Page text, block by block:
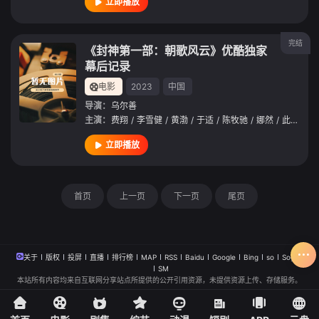
完结
《封神第一部：朝歌风云》优酷独家
幕后记录
电影 2023
中国
导演： 乌尔善
主演： 费翔 / 李雪健 / 黄渤 / 于适 / 陈牧驰 / 娜然 / 此沙
立即播放
首页 上一页 下一页 尾页
关于 版权 投屏 直播 排行榜 MAP RSS Baidu Google Bing so
Sogou
SM
本站所有内容均来自互联网分享站点所提供的公开引用资源，未提供资源上传、存储服务。